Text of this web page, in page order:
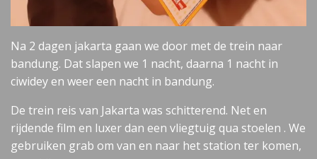
Na 2 dagen jakarta gaan we door met de trein naar
bandung. Dat slapen we 1 nacht, daarna 1 nacht in
ciwidey en weer een nacht in bandung.
De trein reis van Jakarta was schitterend. Net en
rijdende film en luxer dan een vliegtuig qua stoelen . We
gebruiken grab om van en naar het station ter komen,